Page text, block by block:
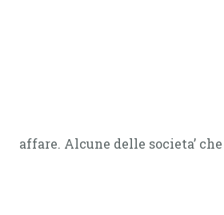
affare. Alcune delle societa’